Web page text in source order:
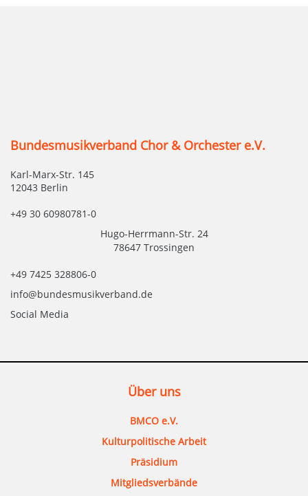
Bundesmusikverband Chor & Orchester e.V.
Karl-Marx-Str. 145
12043 Berlin
+49 30 60980781-0
Hugo-Herrmann-Str. 24
78647 Trossingen
+49 7425 328806-0
info@bundesmusikverband.de
Social Media
Über uns
BMCO e.V.
Kulturpolitische Arbeit
Präsidium
Mitgliedsverbände